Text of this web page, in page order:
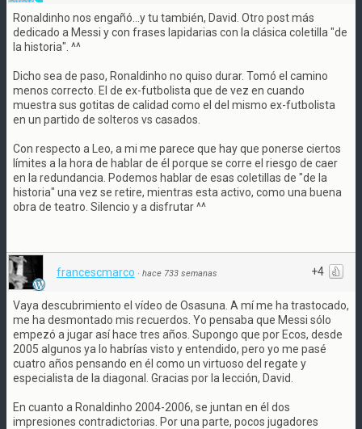
Ronaldinho nos engañó...y tu también, David. Otro post más
dedicado a Messi y con frases lapidarias con la clásica coletilla "de
la historia". ^^
Dicho sea de paso, Ronaldinho no quiso durar. Tomó el camino
menos correcto. El de ex-futbolista que de vez en cuando
muestra sus gotitas de calidad como el del mismo ex-futbolista
en un partido de solteros vs casados.
Con respecto a Leo, a mi me parece que hay que ponerse ciertos
límites a la hora de hablar de él porque se corre el riesgo de caer
en la redundancia. Podemos hablar de esas coletillas de "de la
historia" una vez se retire, mientras esta activo, como una buena
obra de teatro. Silencio y a disfrutar ^^
+4
francescmarco · hace 733 semanas
Vaya descubrimiento el vídeo de Osasuna. A mí me ha trastocado,
me ha desmontado mis recuerdos. Yo pensaba que Messi sólo
empezó a jugar así hace tres años. Supongo que por Ecos, desde
2005 algunos ya lo habrías visto y entendido, pero yo me pasé
cuatro años pensando en él como un virtuoso del regate y
especialista de la diagonal. Gracias por la lección, David.
En cuanto a Ronaldinho 2004-2006, se juntan en él dos
impresiones contradictorias. Por una parte, pocos jugadores